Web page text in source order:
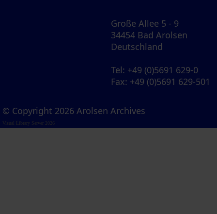
Große Allee 5 - 9
34454 Bad Arolsen
Deutschland
Tel: +49 (0)5691 629-0
Fax: +49 (0)5691 629-501
© Copyright 2026 Arolsen Archives
Visual Library Server 2026